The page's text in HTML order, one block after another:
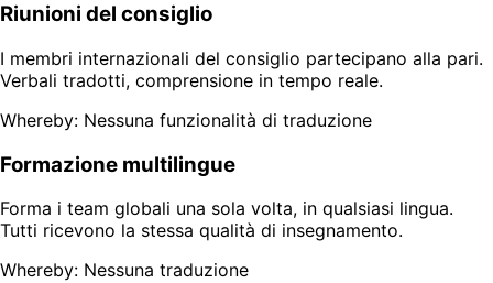
Riunioni del consiglio
I membri internazionali del consiglio partecipano alla pari.
Verbali tradotti, comprensione in tempo reale.
Whereby: Nessuna funzionalità di traduzione
Formazione multilingue
Forma i team globali una sola volta, in qualsiasi lingua.
Tutti ricevono la stessa qualità di insegnamento.
Whereby: Nessuna traduzione